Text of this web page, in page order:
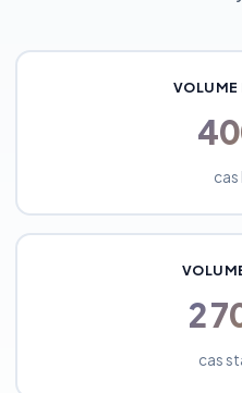
cas
2
cas